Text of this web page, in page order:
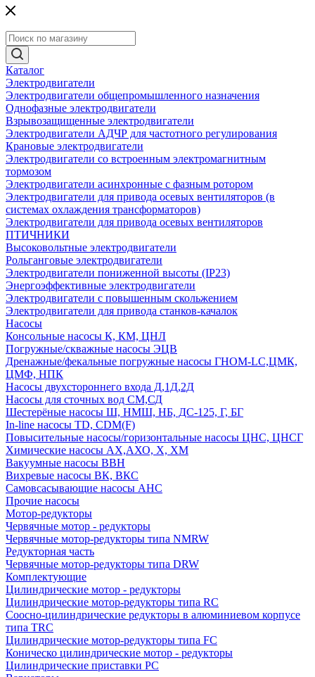
Каталог
Электродвигатели
Электродвигатели общепромышленного назначения
Однофазные электродвигатели
Взрывозащищенные электродвигатели
Электродвигатели АДЧР для частотного регулирования
Крановые электродвигатели
Электродвигатели со встроенным электромагнитным
тормозом
Электродвигатели асинхронные с фазным ротором
Электродвигатели для привода осевых вентиляторов (в
системах охлаждения трансформаторов)
Электродвигатели для привода осевых вентиляторов
ПТИЧНИКИ
Высоковольтные электродвигатели
Рольганговые электродвигатели
Электродвигатели пониженной высоты (IP23)
Энергоэффективные электродвигатели
Электродвигатели с повышенным скольжением
Электродвигатели для привода станков-качалок
Насосы
Консольные насосы К, КМ, ЦНЛ
Погружные/скважные насосы ЭЦВ
Дренажные/фекальные погружные насосы ГНОМ-LC,ЦМК,
ЦМФ, НПК
Насосы двухстороннего входа Д,1Д,2Д
Насосы для сточных вод СМ,СД
Шестерёные насосы Ш, НМШ, НБ, ДС-125, Г, БГ
In-line насосы TD, CDM(F)
Повысительные насосы/горизонтальные насосы ЦНС, ЦНСГ
Химические насосы АХ,АХО, Х, ХМ
Вакуумные насосы ВВН
Вихревые насосы ВК, ВКС
Самовсасывающие насосы АНС
Прочие насосы
Мотор-редукторы
Червячные мотор - редукторы
Червячные мотор-редукторы типа NMRW
Редукторная часть
Червячные мотор-редукторы типа DRW
Комплектующие
Цилиндрические мотор - редукторы
Цилиндрические мотор-редукторы типа RC
Соосно-цилиндрические редукторы в алюминиевом корпусе
типа TRC
Цилиндрические мотор-редукторы типа FC
Коническо цилиндрические мотор - редукторы
Цилиндрические приставки PC